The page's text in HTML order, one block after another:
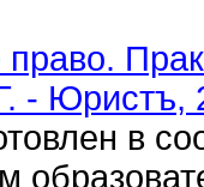
- Юристъ,
в